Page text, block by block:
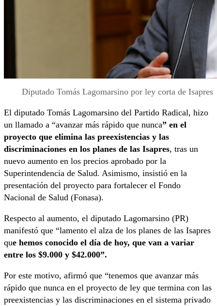
Diputado Tomás Lagomarsino por ley corta de Isapres
El diputado Tomás Lagomarsino del Partido Radical, hizo
un llamado a “avanzar más rápido que nunca” en el
proyecto que elimina las preexistencias y las
discriminaciones en los planes de las Isapres, tras un
nuevo aumento en los precios aprobado por la
Superintendencia de Salud. Asimismo, insistió en la
presentación del proyecto para fortalecer el Fondo
Nacional de Salud (Fonasa).
Respecto al aumento, el diputado Lagomarsino (PR)
manifestó que “lamento el alza de los planes de las Isapres
que hemos conocido el día de hoy, que van a variar
entre los $9.000 y $42.000”.
Por este motivo, afirmó que “tenemos que avanzar más
rápido que nunca en el proyecto de ley que termina con las
preexistencias y las discriminaciones en el sistema privado